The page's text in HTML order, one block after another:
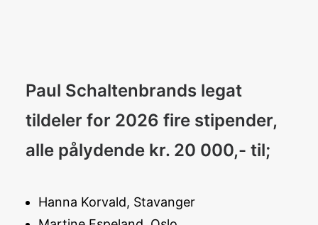
Paul Schaltenbrands legat
tildeler for 2026 fire stipender,
alle pålydende kr. 20 000,- til;
Hanna Korvald, Stavanger